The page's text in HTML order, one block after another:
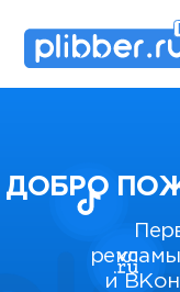
ДОБРО
и